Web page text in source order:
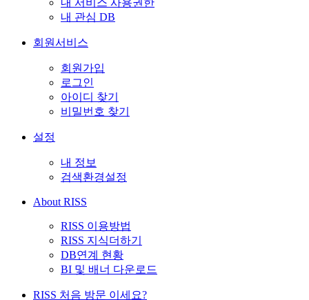
내 서비스 사용권한
내 관심 DB
회원서비스
회원가입
로그인
아이디 찾기
비밀번호 찾기
설정
내 정보
검색환경설정
About RISS
RISS 이용방법
RISS 지식더하기
DB연계 현황
BI 및 배너 다운로드
RISS 처음 방문 이세요?